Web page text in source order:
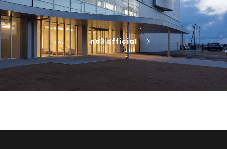
no3 official